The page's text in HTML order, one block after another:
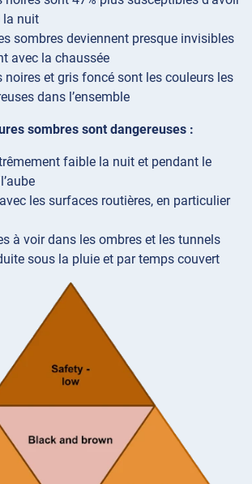
la nuit
sombres deviennent presque invisibles
avec la chaussée
noires et gris foncé sont les couleurs les
dans l’ensemble
sombres sont dangereuses :
faible la nuit et pendant le
les surfaces routières, en particulier
à voir dans les ombres et les tunnels
sous la pluie et par temps couvert